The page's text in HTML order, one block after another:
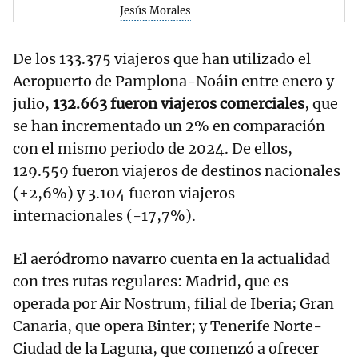
Jesús Morales
De los 133.375 viajeros que han utilizado el
Aeropuerto de Pamplona-Noáin entre enero y
julio, 132.663 fueron viajeros comerciales, que
se han incrementado un 2% en comparación
con el mismo periodo de 2024. De ellos,
129.559 fueron viajeros de destinos nacionales
(+2,6%) y 3.104 fueron viajeros
internacionales (-17,7%).
El aeródromo navarro cuenta en la actualidad
con tres rutas regulares: Madrid, que es
operada por Air Nostrum, filial de Iberia; Gran
Canaria, que opera Binter; y Tenerife Norte-
Ciudad de la Laguna, que comenzó a ofrecer